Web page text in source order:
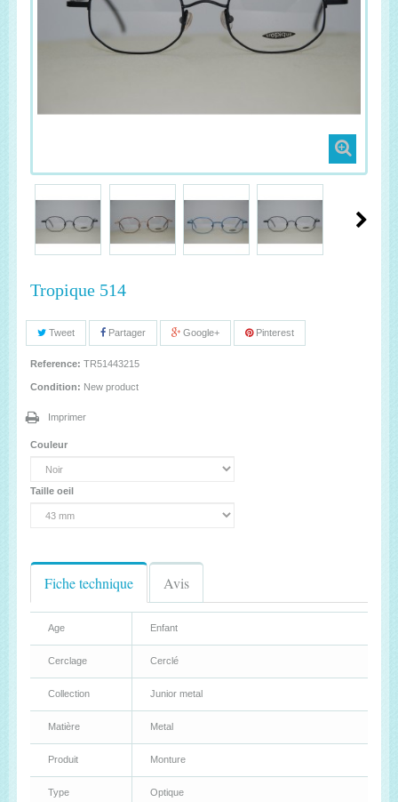
Tropique 514
Tweet Partager Google+ Pinterest
Reference: TR51443215
Condition: New product
Imprimer
Couleur
Taille oeil
Fiche technique Avis
Age Enfant
Cerclage Cerclé
Collection Junior metal
Matière Metal
Produit Monture
Type Optique